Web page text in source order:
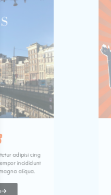
adipisi cing
incididunt
aliqua.